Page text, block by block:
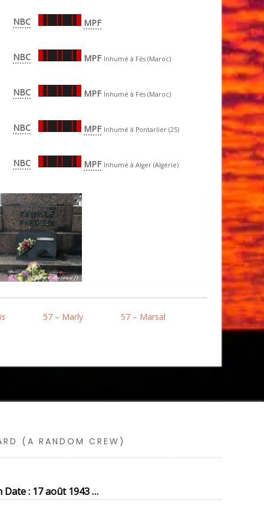
NBC MPF
NBC MPF Inhumé à Fès (Maroc)
NBC MPF Inhumé à Fès (Maroc)
NBC MPF Inhumé à Pontarlier (25)
NBC MPF Inhumé à Alger (Algérie)
57 – Marly 57 – Marsal
(A RANDOM CREW)
Date : 17 août 1943 …